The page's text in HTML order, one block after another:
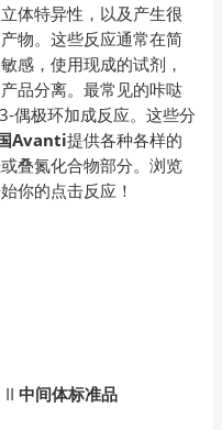
体特异性，以及产生很
物。这些反应通常在简
感，使用现成的试剂，
品分离。最常见的咔哒
偶极环加成反应。这些分
Avanti提供各种各样的
叠氮化合物部分。浏览
你的点击反应！
II中间体标准品